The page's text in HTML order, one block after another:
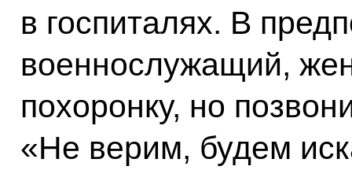
в госпиталях. В
военнослужащий,
похоронку, но
«Не верим, будем